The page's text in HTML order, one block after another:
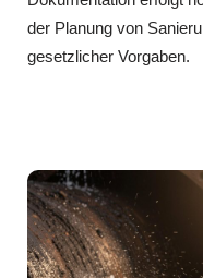
der Planung von
gesetzlicher Vorgaben.